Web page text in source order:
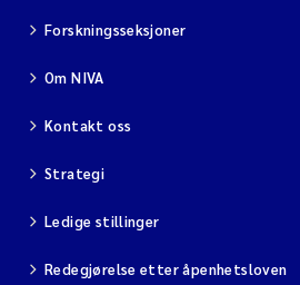
Forskningsseksjoner
Om NIVA
Kontakt oss
Strategi
Ledige stillinger
Redegjørelse etter åpenhetsloven